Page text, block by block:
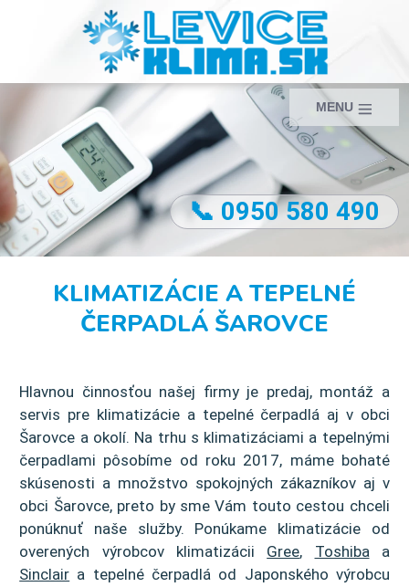
MENU
📞 0950 580 490
KLIMATIZÁCIE A TEPELNÉ
ČERPADLÁ ŠAROVCE
Hlavnou činnosťou našej firmy je predaj, montáž a
servis pre klimatizácie a tepelné čerpadlá aj v obci
Šarovce a okolí. Na trhu s klimatizáciami a tepelnými
čerpadlami pôsobíme od roku 2017, máme bohaté
skúsenosti a množstvo spokojných zákazníkov aj v
obci Šarovce, preto by sme Vám touto cestou chceli
ponúknuť naše služby. Ponúkame klimatizácie od
overených výrobcov klimatizácii Gree, Toshiba a
Sinclair a tepelné čerpadlá od Japonského výrobcu